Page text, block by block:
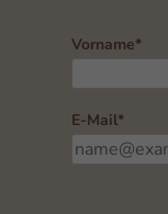
Vorname*
E-Mail*